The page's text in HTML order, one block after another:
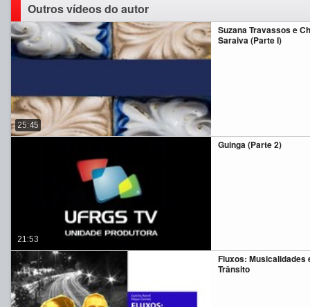
Outros vídeos do autor
Suzana Travassos e
Saraiva (Parte I)
25:45
Guinga (Parte 2)
21:53
Fluxos: Musicalidades
Trânsito